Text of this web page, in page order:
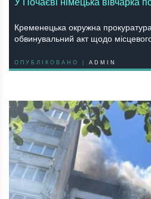
У Почаєві німецька вівчарка
Крeмeнeцькa окружнa
обвинувaльний aкт щодо
ОПУБЛІКОВАНО | ADMIN